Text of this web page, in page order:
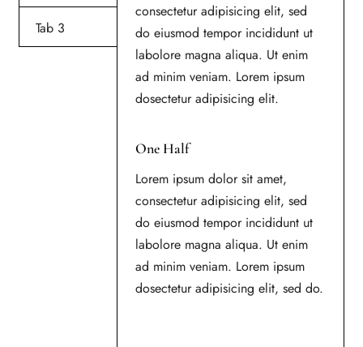
Tab 3
consectetur adipisicing elit, sed
do eiusmod tempor incididunt ut
labolore magna aliqua. Ut enim
ad minim veniam. Lorem ipsum
dosectetur adipisicing elit.
One Half
Lorem ipsum dolor sit amet,
consectetur adipisicing elit, sed
do eiusmod tempor incididunt ut
labolore magna aliqua. Ut enim
ad minim veniam. Lorem ipsum
dosectetur adipisicing elit, sed do.